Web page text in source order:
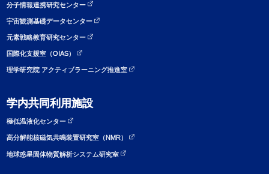
分子情報連携研究センター
宇宙観測基礎データセンター
元素戦略教育研究センター
国際化支援室（OIAS）
理学研究院 アクティブラーニング推進室
学内共同利用施設
極低温液化センター
高分解能核磁気共鳴装置研究室（NMR）
地球惑星固体物質解析システム研究室